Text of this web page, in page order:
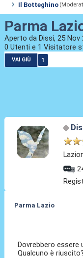
Il Botteghino
Parma
Aperto da Dissi, 25 Nov
0 Utenti e 1 Visitatore
VAI GIÙ 1
Parma Lazio
Dovrebbero essere
Qualcuno è riuscito?